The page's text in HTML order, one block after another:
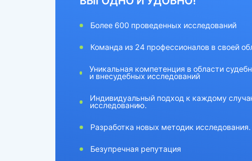
Более 600 проведенных исследований
Команда из 24 профессионалов в своей
Уникальная компетенция в области
и внесудебных исследований
Индивидуальный подход к каждому
исследованию.
Разработка новых методик исследования.
Безупречная репутация